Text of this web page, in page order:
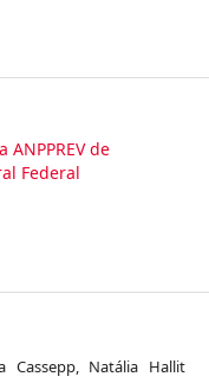
ANPPREV de
Federal
Cassepp, Natália Hallit